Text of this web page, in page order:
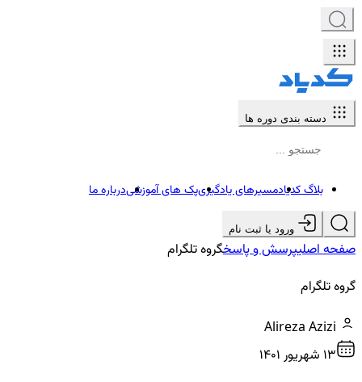
دسته بندی دوره ها
بلاگ کدیادمسیرهای یادگیریپک های آموزشیدرباره ما
ورود یا ثبت نام
صفحه اصلیپرسش و پاسخگروه تلگرام
گروه تلگرام
13 شهريور ۱۴۰۱